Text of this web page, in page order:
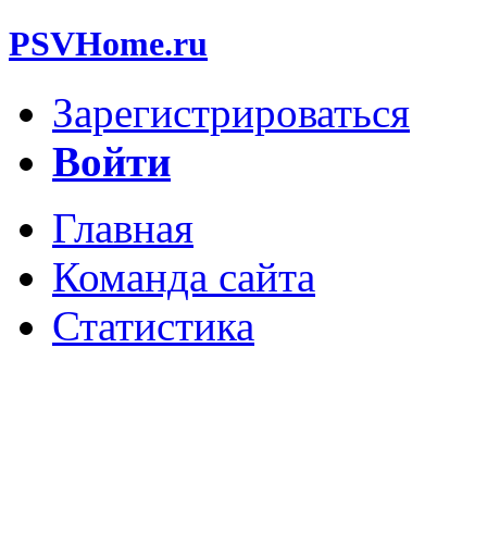
PSVHome.ru
Зарегистрироваться
Войти
Главная
Команда сайта
Статистика